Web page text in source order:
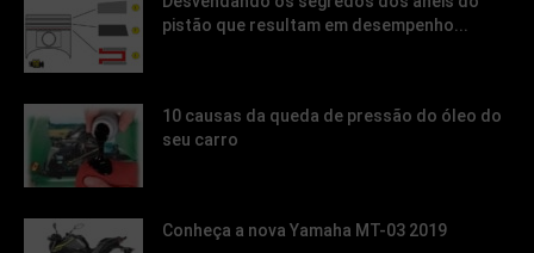
pistão que resultam em desempenho...
10 causas da queda de pressão do óleo do
seu carro
Conheça a nova Yamaha MT-03 2019